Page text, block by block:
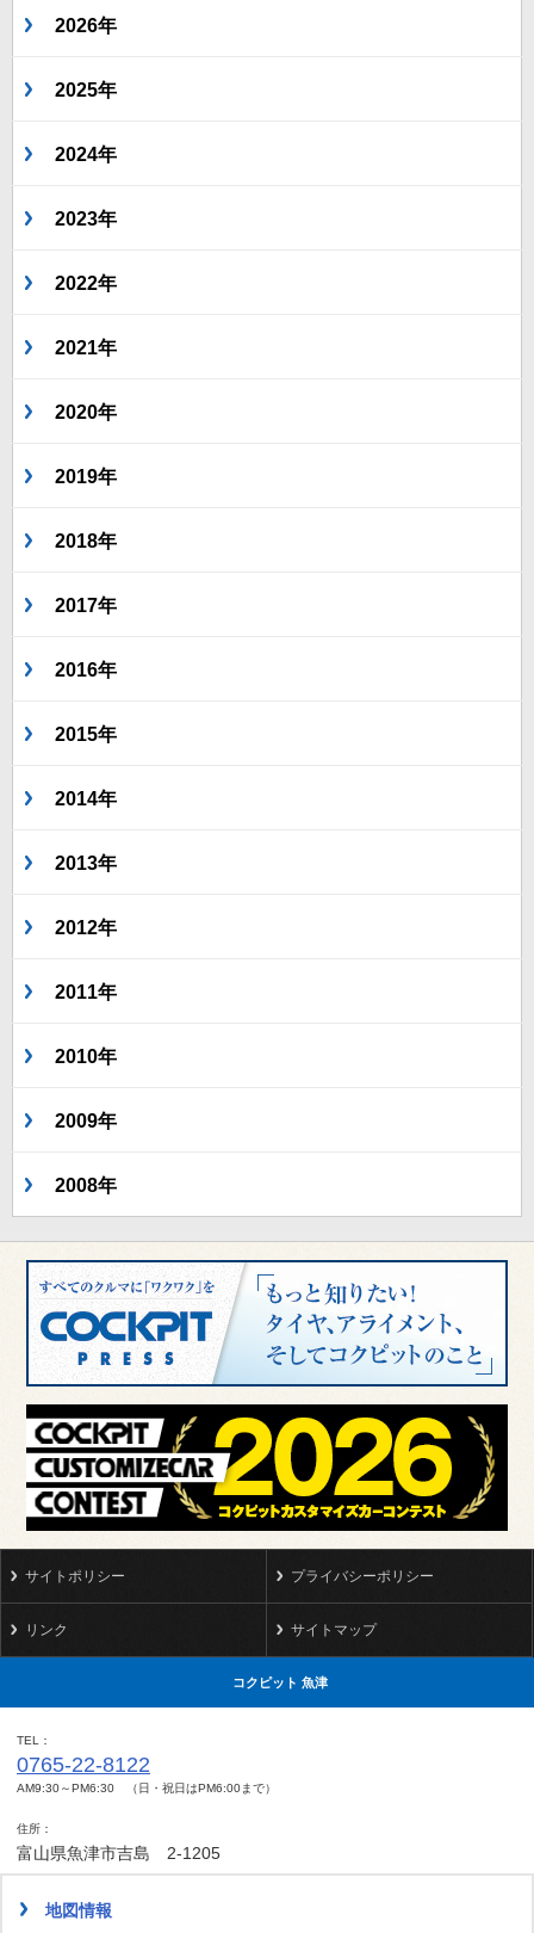
2026年
2025年
2024年
2023年
2022年
2021年
2020年
2019年
2018年
2017年
2016年
2015年
2014年
2013年
2012年
2011年
2010年
2009年
2008年
サイトポリシー プライバシーポリシー
リンク サイトマップ
コクピット 魚津
TEL
0765-22-8122
AM9:30～PM6:30 （日・祝日はPM6:00まで）
住所
富山県魚津市吉島 2-1205
地図情報